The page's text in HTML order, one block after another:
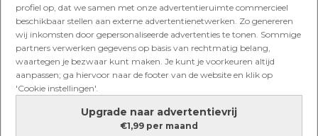
profiel op, dat we samen met onze advertentieruimte commercieel
beschikbaar stellen aan externe advertentienetwerken. Zo genereren
wij inkomsten door gepersonaliseerde advertenties te tonen. Sommige
partners verwerken gegevens op basis van rechtmatig belang,
waartegen je bezwaar kunt maken. Je kunt je voorkeuren altijd
aanpassen; ga hiervoor naar de footer van de website en klik op
'Cookie instellingen'.
Upgrade naar advertentievrij
€1,99 per maand
KLEURRIJK ETEN
Kleurenfeest: zó eet je kind
supermakkelijk meer groente en
fruit
KLEURRIJK ETEN